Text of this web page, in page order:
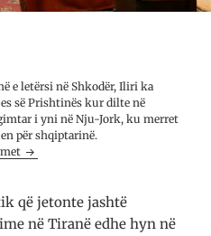
e letërsi në Shkodër, Iliri ka
së Prishtinës kur dilte në
i yni në Nju-Jork, ku merret
për shqiptarinë.
që jetonte jashtë
në Tiranë edhe hyn në